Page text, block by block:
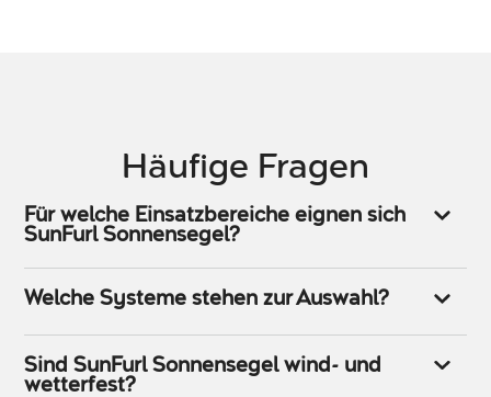
Häufige Fragen
Für welche Einsatzbereiche eignen sich
SunFurl Sonnensegel?
Welche Systeme stehen zur Auswahl?
Sind SunFurl Sonnensegel wind- und
wetterfest?